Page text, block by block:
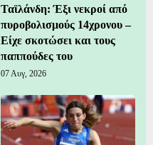
Ταϊλάνδη: Έξι νεκροί από
πυροβολισμούς 14χρονου –
Είχε σκοτώσει και τους
παππούδες του
07 Αυγ, 2026